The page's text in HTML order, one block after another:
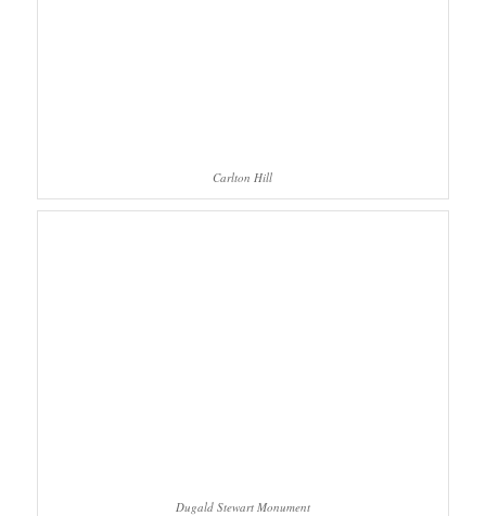
Carlton Hill
Dugald Stewart Monument